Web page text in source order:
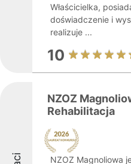
Właścicielka,
doświadczenie i
realizuje ...
10
NZOZ
Rehabilitacja
NZOZ Magnoliowa